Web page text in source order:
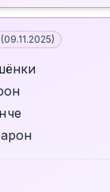
(09.11.2025)